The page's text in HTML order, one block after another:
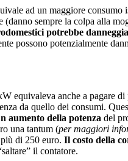
ad un maggiore
sempre la colpa alla
potrebbe
possono potenzialmente
equivaleva anche a pagare
da quello dei consumi.
aumento della potenza del
una tantum (per maggiori
di 250 euro. Il costo della
il contatore.